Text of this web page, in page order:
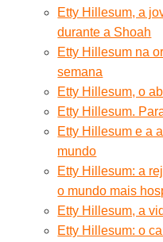
Etty Hillesum, a
durante a Shoah
Etty Hillesum na
semana
Etty Hillesum, o
Etty Hillesum.
Etty Hillesum e a
mundo
Etty Hillesum: a
o mundo mais
Etty Hillesum, a
Etty Hillesum: o